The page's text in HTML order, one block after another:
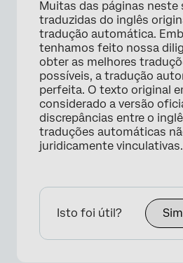
Muitas das páginas neste
traduzidas do inglês
tradução automática.
tenhamos feito nossa
obter as melhores
possíveis, a tradução
perfeita. O texto original
considerado a versão
discrepâncias entre o
traduções automáticas
juridicamente vinculativas.
Isto foi útil? Sim